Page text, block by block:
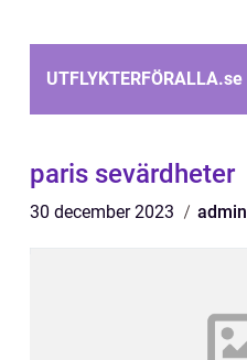
UTFLYKTERFÖRALLA.se
paris sevärdheter
30 december 2023 admin